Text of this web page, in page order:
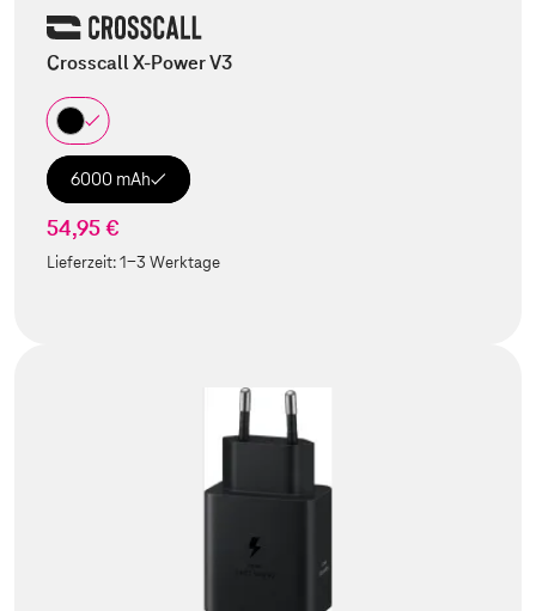
Crosscall X-Power V3
6000 mAh
54,95 €
Lieferzeit:1-3 Werktage